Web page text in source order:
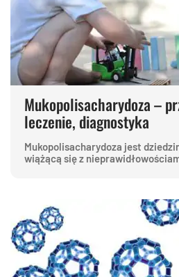
Mukopolisacharydoza –
leczenie, diagnostyka
Mukopolisacharydoza jest
wiążącą się z